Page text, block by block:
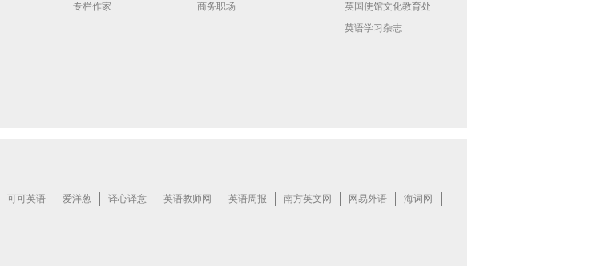
专栏作家
商务职场
英国使馆文化教育处
英语学习杂志